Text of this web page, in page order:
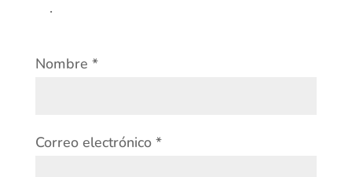
.
Nombre *
Correo electrónico *